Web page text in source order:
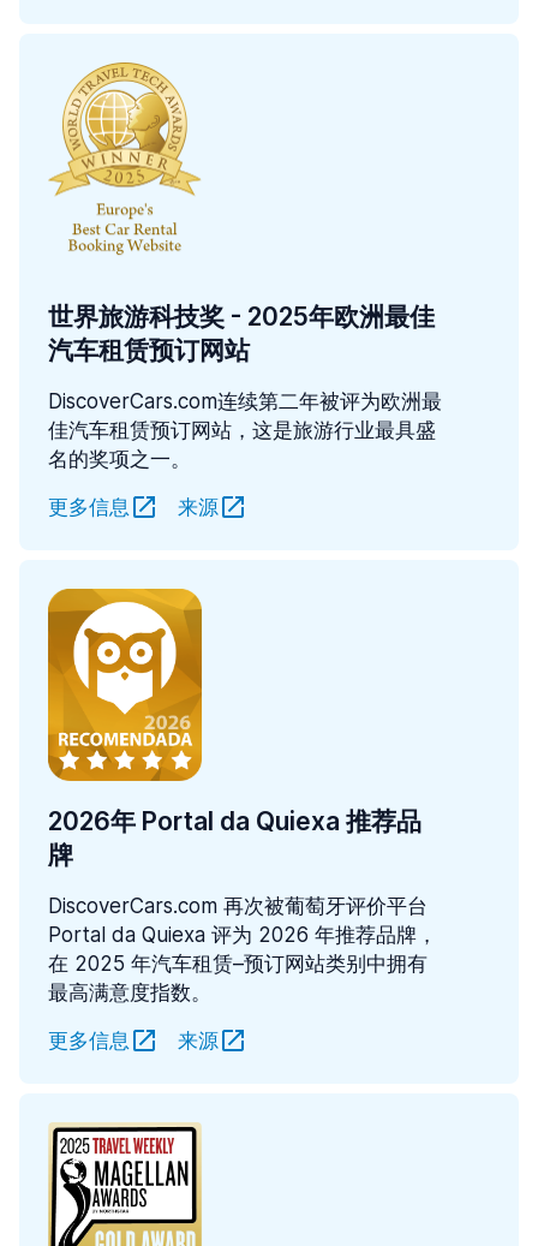
世界旅游科技奖 - 2025年欧洲最佳
汽车租赁预订网站
DiscoverCars.com连续第二年被评为欧洲最
佳汽车租赁预订网站，这是旅游行业最具盛
名的奖项之一。
更多信息
来源
2026年 Portal da Quiexa 推荐品
牌
DiscoverCars.com 再次被葡萄牙评价平台
Portal da Quiexa 评为 2026 年推荐品牌，
在 2025 年汽车租赁–预订网站类别中拥有
最高满意度指数。
更多信息
来源